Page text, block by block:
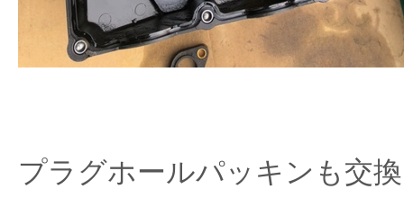
プラグホールパッキンも交